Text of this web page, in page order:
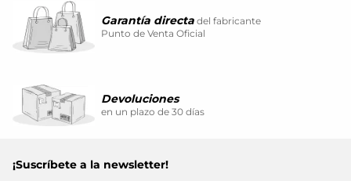
Garantía directa del fabricante
Punto de Venta Oficial
Devoluciones
en un plazo de 30 días
¡Suscríbete a la newsletter!